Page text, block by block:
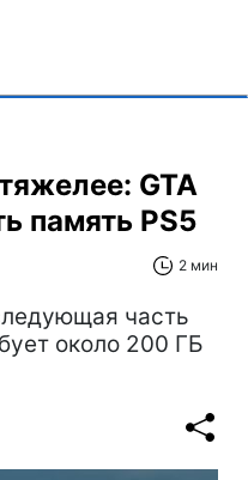
GTA
память PS5
2 мин
часть
около 200 ГБ